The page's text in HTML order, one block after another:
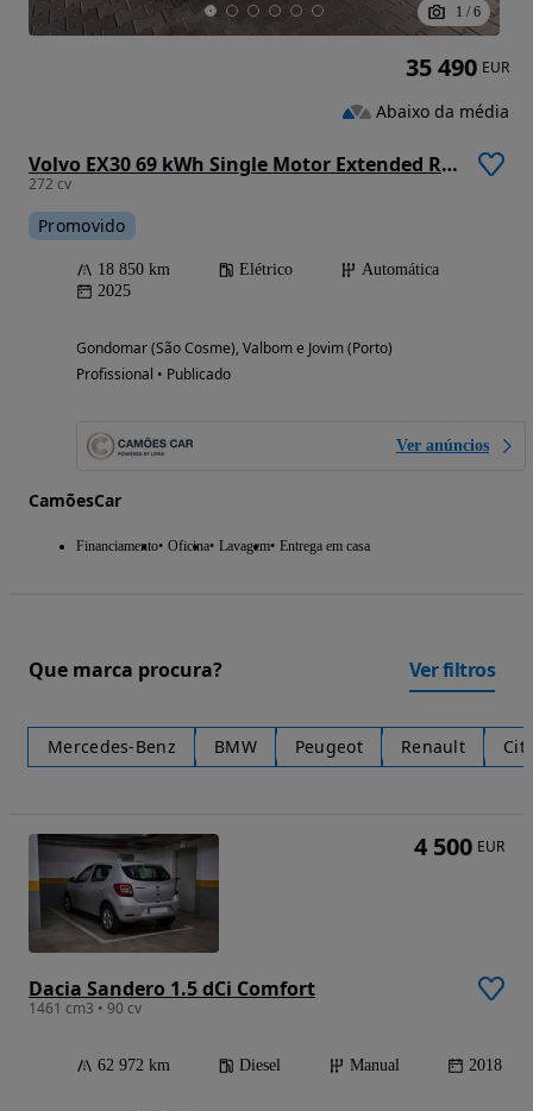
1 / 6
Volvo EX30 69 kWh Single Motor Extended Range Plus
272 cv
Promovido
18 850 km Elétrico
Automática
2025
Gondomar (São Cosme), Valbom e Jovim (Porto)
Profissional • Publicado
Ver anúncios
CamõesCar
Financiamento Oficina Lavagem Entrega em casa
35 490 EUR
Abaixo da média
Que marca procura? Ver filtros
Mercedes-Benz BMW Peugeot Renault
Dacia Sandero 1.5 dCi Comfort
1461 cm3 • 90 cv
62 972 km Diesel Manual 2018
4 500 EUR